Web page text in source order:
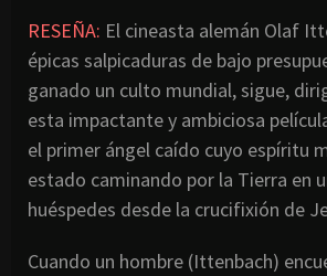
RESEÑA: El cineasta alemán Olaf
épicas salpicaduras de bajo
ganado un culto mundial, sigue,
esta impactante y ambiciosa
el primer ángel caído cuyo espíritu
estado caminando por la Tierra en
huéspedes desde la crucifixión de
Cuando un hombre (Ittenbach)